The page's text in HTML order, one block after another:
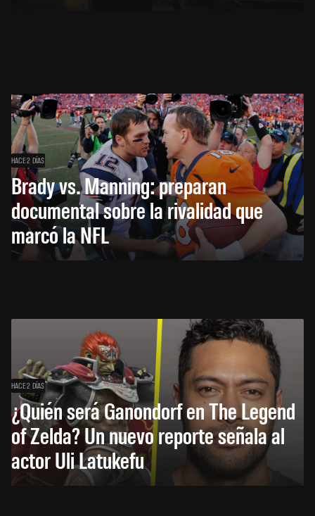
HACE 2 DÍAS
Brady vs. Manning: preparan
documental sobre la rivalidad que
marcó la NFL
HACE 2 DÍAS
¿Quién será Ganondorf en The Legend
of Zelda? Un nuevo reporte señala al
actor Uli Latukefu